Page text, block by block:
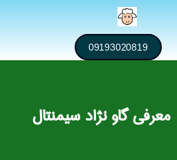
09193020819
معرفی گاو نژاد سیمنتال